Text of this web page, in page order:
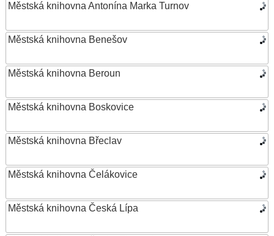
Městská knihovna Antonína Marka Turnov
Městská knihovna Benešov
Městská knihovna Beroun
Městská knihovna Boskovice
Městská knihovna Břeclav
Městská knihovna Čelákovice
Městská knihovna Česká Lípa